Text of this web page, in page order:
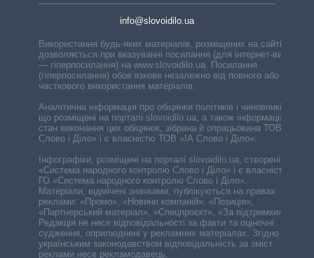
info@slovoidilo.ua
Використання будь-яких матеріалів, розміщених на сайті,
дозволяється при вказуванні посилання (для інтернет-видань
— гіперпосилання) на www.slovoidilo.ua. Посилання
(гіперпосилання) обов’язкове незалежно від повного або
часткового використання матеріалів.
Аналітична інформація про обіцянки політиків і чиновників,
що розміщені на порталі slovoidilo.ua, а також інформація про
стан виконання цих обіцянок, зібрана й опрацьована ТОВ «ІА
Слово і Діло» і є власністю ТОВ «ІА Слово і Діло».
Інфографіки, розміщені на порталі slovoidilo.ua, створені ГО
«Система народного контролю Слово і Діло» і є власністю
ГО «Система народного контролю Слово і Діло».
Матеріали, відмічені значками, публікуються на правах
реклами: «Промо», «Новини компаній», «Позиція»,
«Партнерський матеріал», «Спецпроєкт», «За підтримки».
Редакція не несе відповідальності за факти та оціночні
судження, оприлюднені у рекламних матеріалах. Згідно з
українським законодавством відповідальність за зміст
реклами несе рекламодавець.